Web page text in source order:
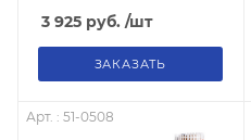
3 925 руб. /шт
ЗАКАЗАТЬ
Арт. : 51-0508